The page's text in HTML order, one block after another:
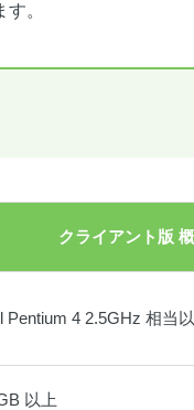
。
クライアント版
Pentium 4 2.5GHz 相当
以上